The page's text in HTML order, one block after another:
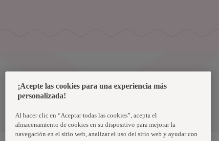
Términos y condiciones
¡Acepte las cookies para una experiencia más
personalizada!
Al hacer clic en “Aceptar todas las cookies”, acepta el
almacenamiento de cookies en su dispositivo para mejorar la
navegación en el sitio web, analizar el uso del sitio web y ayudar con